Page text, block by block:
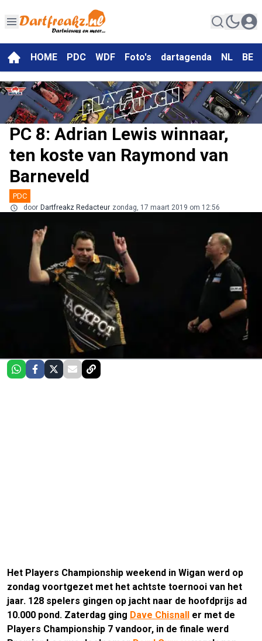
HOME PDC WDF Foto's dartagenda NL BE
PC 8: Adrian Lewis winnaar,
ten koste van Raymond van
Barneveld
PDC
door Dartfreakz Redacteur zondag, 17 maart 2019 om 12:56
Het Players Championship weekend in Wigan werd op
zondag voortgezet met het achtste toernooi van het
jaar. 128 spelers gingen op jacht naar de hoofdprijs ad
10.000 pond. Zaterdag ging Dave Chisnall er met de
Players Championship 7 vandoor, in de finale werd